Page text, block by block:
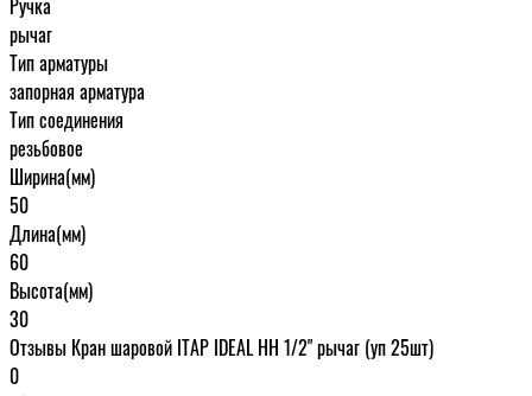
рычаг
Тип арматуры
запорная арматура
Тип соединения
резьбовое
Ширина(мм)
50
Длина(мм)
60
Высота(мм)
30
Отзывы Кран шаровой ITAP IDEAL НН 1/2" рычаг (уп 25шт)
0